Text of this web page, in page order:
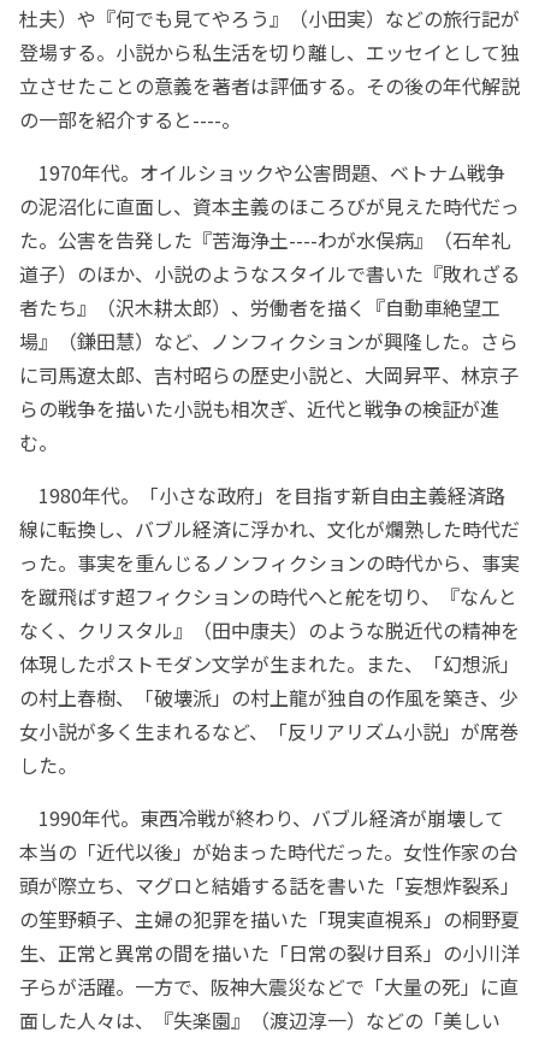
杜夫）や『何でも見てやろう』（小田実）などの旅行記が
登場する。小説から私生活を切り離し、エッセイとして独
立させたことの意義を著者は評価する。その後の年代解説
の一部を紹介すると----。
1970年代。オイルショックや公害問題、ベトナム戦争
の泥沼化に直面し、資本主義のほころびが見えた時代だっ
た。公害を告発した『苦海浄土----わが水俣病』（石牟礼
道子）のほか、小説のようなスタイルで書いた『敗れざる
者たち』（沢木耕太郎）、労働者を描く『自動車絶望工
場』（鎌田慧）など、ノンフィクションが興隆した。さら
に司馬遼太郎、吉村昭らの歴史小説と、大岡昇平、林京子
らの戦争を描いた小説も相次ぎ、近代と戦争の検証が進
む。
1980年代。「小さな政府」を目指す新自由主義経済路
線に転換し、バブル経済に浮かれ、文化が爛熟した時代だ
った。事実を重んじるノンフィクションの時代から、事実
を蹴飛ばす超フィクションの時代へと舵を切り、『なんと
なく、クリスタル』（田中康夫）のような脱近代の精神を
体現したポストモダン文学が生まれた。また、「幻想派」
の村上春樹、「破壊派」の村上龍が独自の作風を築き、少
女小説が多く生まれるなど、「反リアリズム小説」が席巻
した。
1990年代。東西冷戦が終わり、バブル経済が崩壊して
本当の「近代以後」が始まった時代だった。女性作家の台
頭が際立ち、マグロと結婚する話を書いた「妄想炸裂系」
の笙野頼子、主婦の犯罪を描いた「現実直視系」の桐野夏
生、正常と異常の間を描いた「日常の裂け目系」の小川洋
子らが活躍。一方で、阪神大震災などで「大量の死」に直
面した人々は、『失楽園』（渡辺淳一）などの「美しい